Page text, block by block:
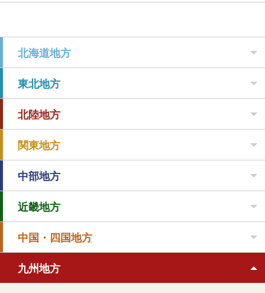
北海道地方
東北地方
北陸地方
関東地方
中部地方
近畿地方
中国・四国地方
九州地方